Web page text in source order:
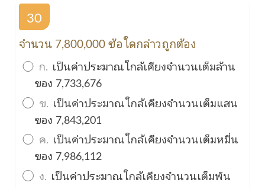
30
จำนวน 7,800,000 ข้อใดกล่าวถูกต้อง
ก. เป็นค่าประมาณใกล้เคียงจำนวนเต็มล้าน
ของ 7,733,676
ข. เป็นค่าประมาณใกล้เคียงจำนวนเต็มแสน
ของ 7,843,201
ค. เป็นค่าประมาณใกล้เคียงจำนวนเต็มหมื่น
ของ 7,986,112
ง. เป็นค่าประมาณใกล้เคียงจำนวนเต็มพัน